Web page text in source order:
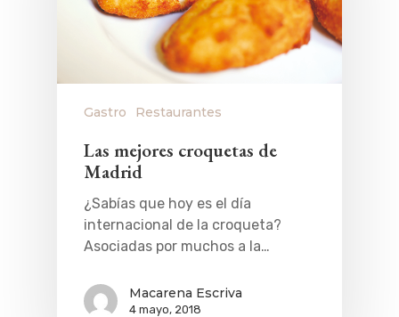
Gastro Restaurantes
Las mejores croquetas de
Madrid
¿Sabías que hoy es el día
internacional de la croqueta?
Asociadas por muchos a la…
Macarena Escriva
4 mayo, 2018